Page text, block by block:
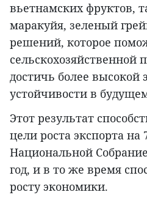
вьетнамских фруктов,
маракуйя, зеленый
решений, которое
сельскохозяйственной
достичь более высокой
устойчивости в
Этот результат
цели роста экспорта на
Национальной
год, и в то же время
росту экономики.